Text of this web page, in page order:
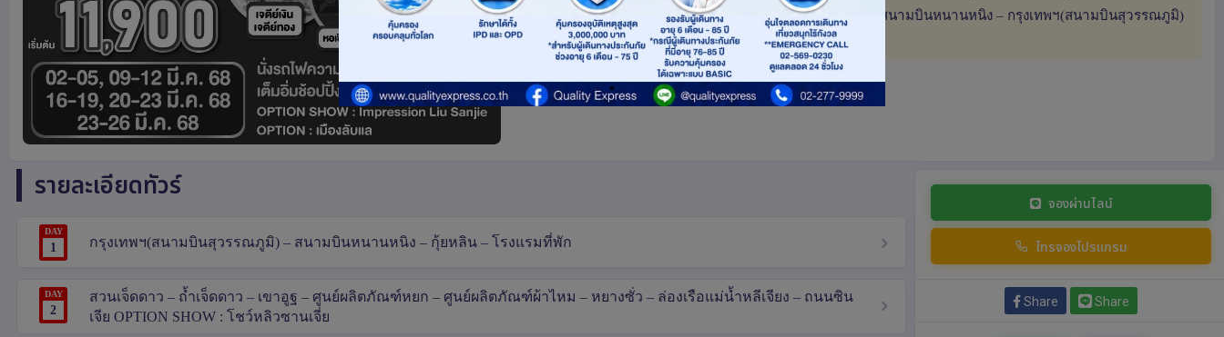
หนิง โดยรถไฟความเร็วสูง – ถนนคนเดิน – ร้านPOPMART – สนามบินหนานหนิง – กรุงเทพฯ(สนามบินสุวรรณภูมิ)
รายละเอียดทัวร์
DAY
1 กรุงเทพฯ(สนามบินสุวรรณภูมิ) – สนามบินหนานหนิง – กุ้ยหลิน – โรงแรมที่พัก
DAY
2
สวนเจ็ดดาว – ถ้ำเจ็ดดาว – เขาอูฐ – ศูนย์ผลิตภัณฑ์หยก – ศูนย์ผลิตภัณฑ์ผ้าไหม – หยางซั่ว – ล่องเรือแม่น้ำหลีเจียง – ถนนซิน
เจีย OPTION SHOW : โชว์หลิวซานเจี่ย
จองผ่านไลน์
โทรจองโปรแกรม
Share Share